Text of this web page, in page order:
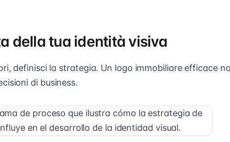
della tua identità visiva
definisci la strategia. Un logo immobiliare efficace
di business.